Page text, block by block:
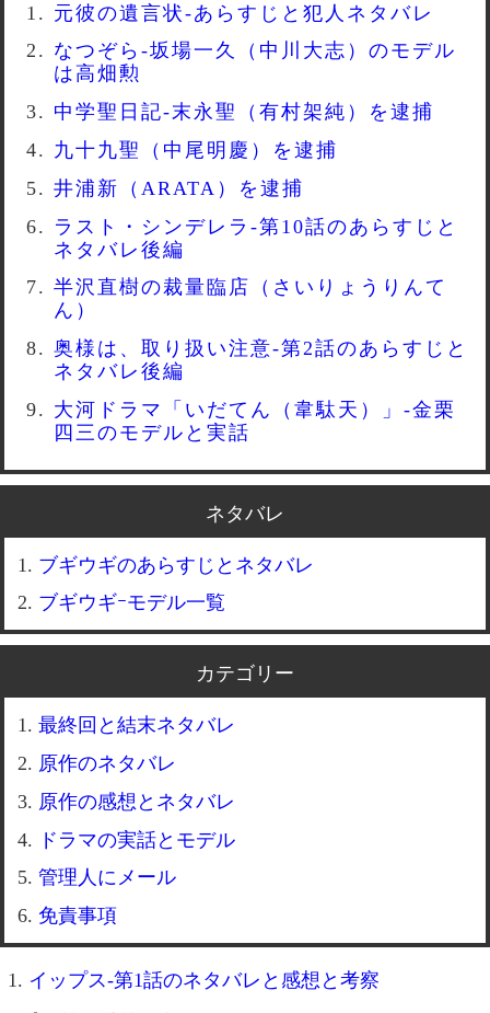
元彼の遺言状-あらすじと犯人ネタバレ
なつぞら-坂場一久（中川大志）のモデル
は高畑勲
中学聖日記-末永聖（有村架純）を逮捕
九十九聖（中尾明慶）を逮捕
井浦新（ARATA）を逮捕
ラスト・シンデレラ-第10話のあらすじと
ネタバレ後編
半沢直樹の裁量臨店（さいりょうりんて
ん）
奥様は、取り扱い注意-第2話のあらすじと
ネタバレ後編
大河ドラマ「いだてん（韋駄天）」-金栗
四三のモデルと実話
ネタバレ
ブギウギのあらすじとネタバレ
ブギウギｰモデル一覧
カテゴリー
最終回と結末ネタバレ
原作のネタバレ
原作の感想とネタバレ
ドラマの実話とモデル
管理人にメール
免責事項
イップス-第1話のネタバレと感想と考察